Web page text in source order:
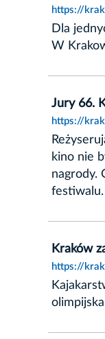
https://
Dla
W
Jury 66.
https://
kino nie
nagrody.
festiwalu.
Kraków
https://